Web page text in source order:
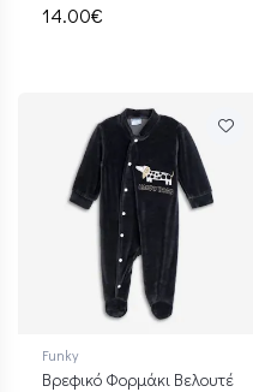
14.00€
Funky
Βρεφικό Φορμάκι Βελουτέ